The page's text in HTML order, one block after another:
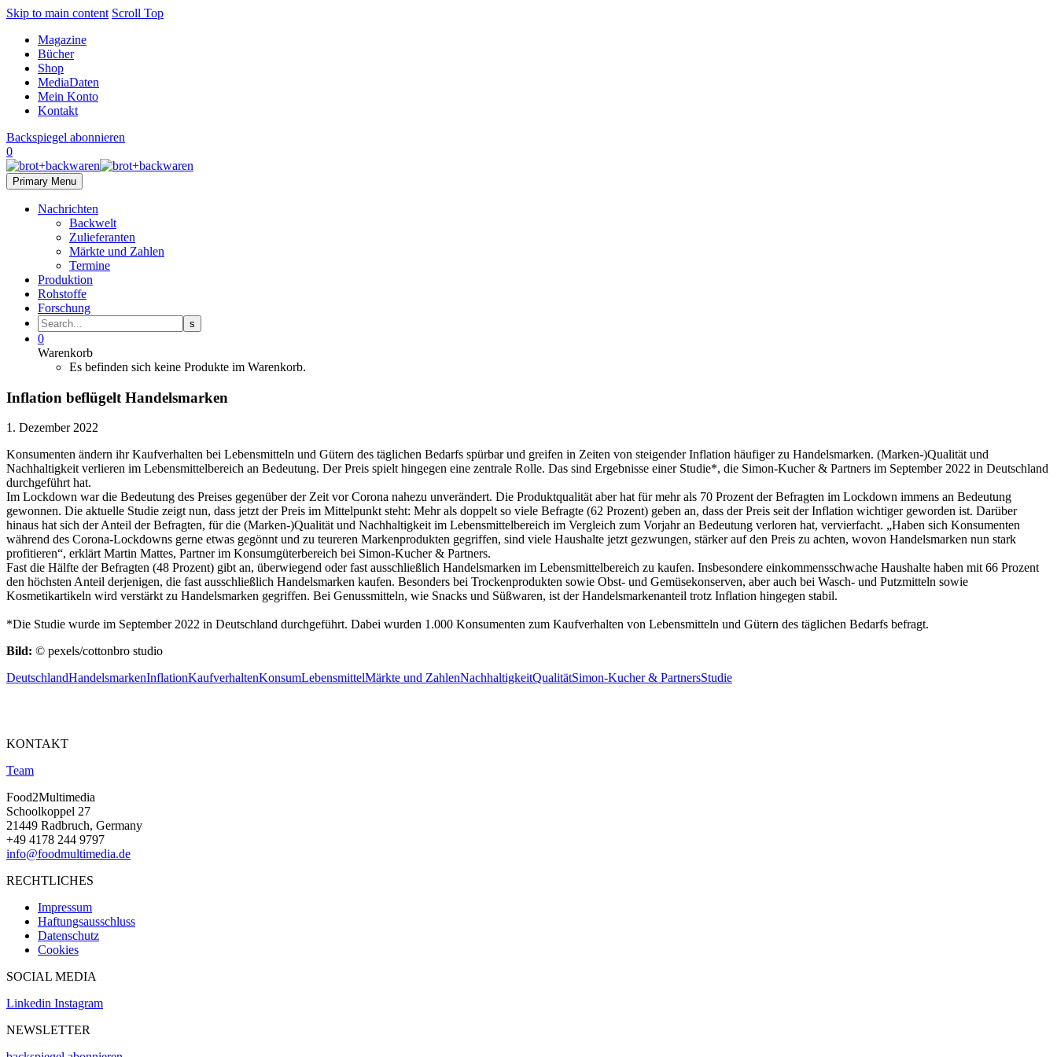
Skip to main content Scroll Top
Magazine
Bücher
Shop
MediaDaten
Mein Konto
Kontakt
Backspiegel abonnieren
0
Primary Menu
Nachrichten
Backwelt
Zulieferanten
Märkte und Zahlen
Termine
Produktion
Rohstoffe
Forschung
0
Warenkorb
Es befinden sich keine Produkte im Warenkorb.
Inflation beflügelt Handelsmarken
1. Dezember 2022
Konsumenten ändern ihr Kaufverhalten bei Lebensmitteln und Gütern des täglichen Bedarfs spürbar und greifen in Zeiten von steigender Inflation häufiger zu Handelsmarken. (Marken-)Qualität und
Nachhaltigkeit verlieren im Lebensmittelbereich an Bedeutung. Der Preis spielt hingegen eine zentrale Rolle. Das sind Ergebnisse einer Studie*, die Simon-Kucher & Partners im September 2022 in Deutschland
durchgeführt hat.
Im Lockdown war die Bedeutung des Preises gegenüber der Zeit vor Corona nahezu unverändert. Die Produktqualität aber hat für mehr als 70 Prozent der Befragten im Lockdown immens an Bedeutung
gewonnen. Die aktuelle Studie zeigt nun, dass jetzt der Preis im Mittelpunkt steht: Mehr als doppelt so viele Befragte (62 Prozent) geben an, dass der Preis seit der Inflation wichtiger geworden ist. Darüber
hinaus hat sich der Anteil der Befragten, für die (Marken-)Qualität und Nachhaltigkeit im Lebensmittelbereich im Vergleich zum Vorjahr an Bedeutung verloren hat, vervierfacht. „Haben sich Konsumenten
während des Corona-Lockdowns gerne etwas gegönnt und zu teureren Markenprodukten gegriffen, sind viele Haushalte jetzt gezwungen, stärker auf den Preis zu achten, wovon Handelsmarken nun stark
profitieren“, erklärt Martin Mattes, Partner im Konsumgüterbereich bei Simon-Kucher & Partners.
Fast die Hälfte der Befragten (48 Prozent) gibt an, überwiegend oder fast ausschließlich Handelsmarken im Lebensmittelbereich zu kaufen. Insbesondere einkommensschwache Haushalte haben mit 66 Prozent
den höchsten Anteil derjenigen, die fast ausschließlich Handelsmarken kaufen. Besonders bei Trockenprodukten sowie Obst- und Gemüsekonserven, aber auch bei Wasch- und Putzmitteln sowie
Kosmetikartikeln wird verstärkt zu Handelsmarken gegriffen. Bei Genussmitteln, wie Snacks und Süßwaren, ist der Handelsmarkenanteil trotz Inflation hingegen stabil.
*Die Studie wurde im September 2022 in Deutschland durchgeführt. Dabei wurden 1.000 Konsumenten zum Kaufverhalten von Lebensmitteln und Gütern des täglichen Bedarfs befragt.
Bild: © pexels/cottonbro studio
DeutschlandHandelsmarkenInflationKaufverhaltenKonsumLebensmittelMärkte und ZahlenNachhaltigkeitQualitätSimon-Kucher & PartnersStudie
KONTAKT
Team
Food2Multimedia
Schoolkoppel 27
21449 Radbruch, Germany
+49 4178 244 9797
info@foodmultimedia.de
RECHTLICHES
Impressum
Haftungsausschluss
Datenschutz
Cookies
SOCIAL MEDIA
Linkedin Instagram
NEWSLETTER